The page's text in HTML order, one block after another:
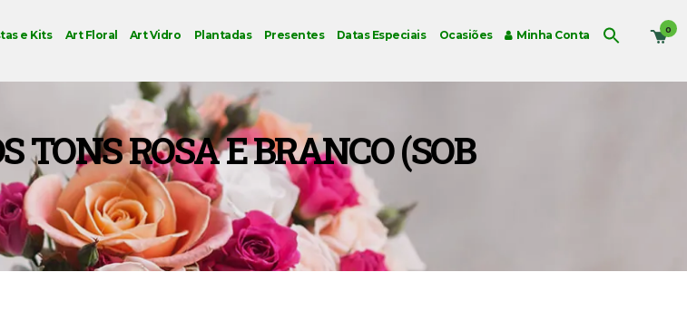
0
e Kits Art Floral Art Vidro Plantadas Presentes Datas Especiais Ocasiões Minha Conta
TONS ROSA E BRANCO (SOB